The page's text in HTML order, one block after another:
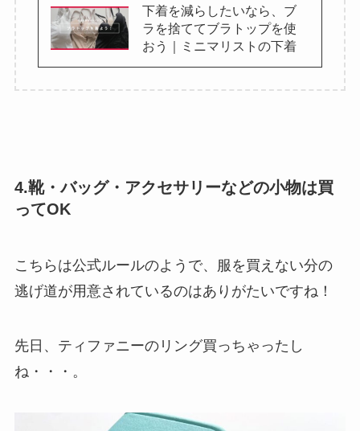
下着を減らしたいなら、ブ
ラを捨ててブラトップを使
おう｜ミニマリストの下着
4.靴・バッグ・アクセサリーなどの小物は買
ってOK
こちらは公式ルールのようで、服を買えない分の
逃げ道が用意されているのはありがたいですね！
先日、ティファニーのリング買っちゃったし
ね・・・。